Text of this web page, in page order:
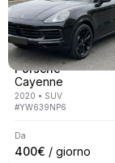
Porsche
Cayenne
2020 • SUV
#YW639NP6
Da
400€ / giorno